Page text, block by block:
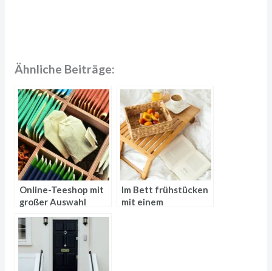
Ähnliche Beiträge:
Online-Teeshop mit
großer Auswahl
Im Bett frühstücken
mit einem